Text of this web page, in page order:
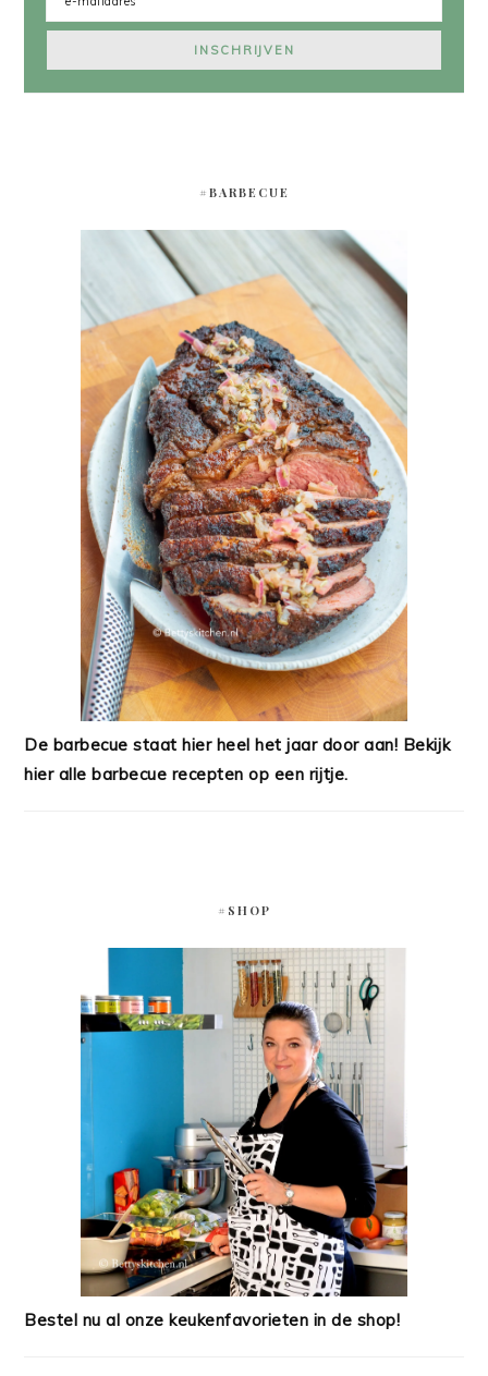
#BARBECUE
De barbecue staat hier heel het jaar door aan! Bekijk
hier alle barbecue recepten op een rijtje.
#SHOP
Bestel nu al onze keukenfavorieten in de shop!